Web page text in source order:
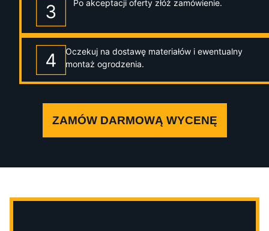
Po akceptacji oferty złóż zamówienie.
Oczekuj na dostawę materiałów i ewentualny
montaż ogrodzenia.
ZAMÓW DARMOWĄ WYCENĘ